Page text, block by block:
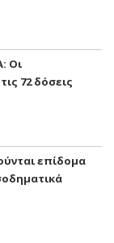
Οι
72 δόσεις
επίδομα